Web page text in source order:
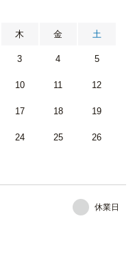
木 金 土
3 4 5
10 11 12
17 18 19
24 25 26
休業日